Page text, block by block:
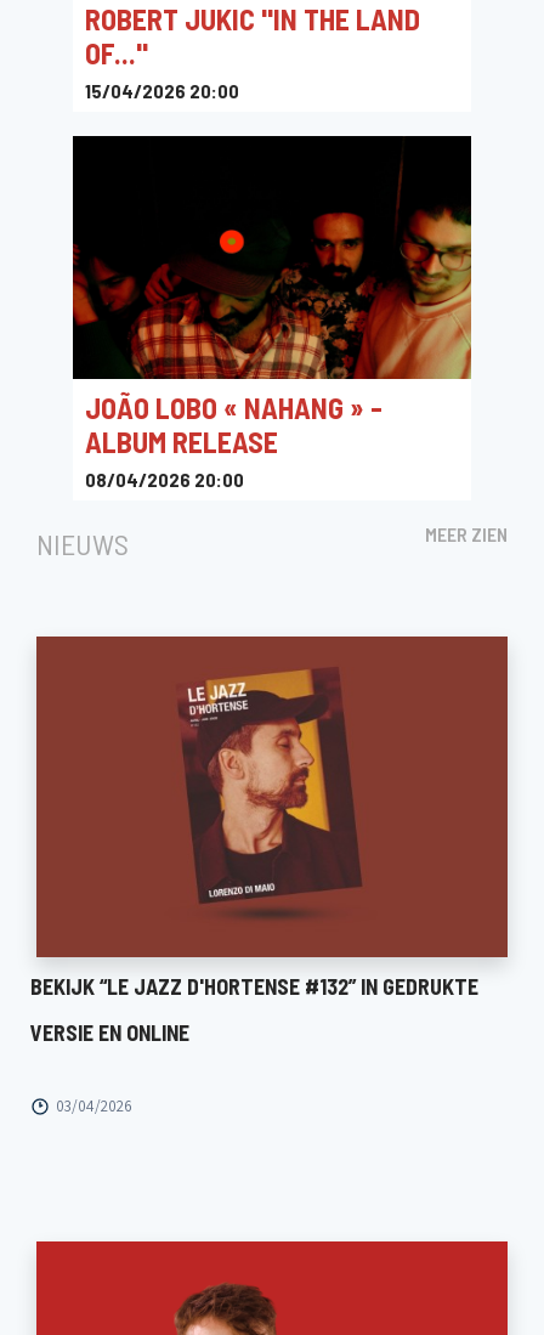
ROBERT JUKIC "IN THE LAND
OF..."
15/04/2026 20:00
JOÃO LOBO « NAHANG » -
ALBUM RELEASE
08/04/2026 20:00
NIEUWS MEER ZIEN
BEKIJK “LE JAZZ D'HORTENSE #132” IN GEDRUKTE
VERSIE EN ONLINE
03/04/2026